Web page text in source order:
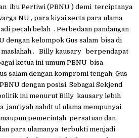
ibu Pertiwi (PBNU ) demi terciptanya
NU , para kiyai serta para ulama
pecah belah . Perbedaan pandangan
kelompok Gus salam bisa di
maslahah . Billy kausary berpendapat
ketua ini umum PBNU bisa
salam dengan kompromi tengah Gus
dengan posisi. Sebagai Sekjend
ini menurut Billy kausary lebih
jam'iyah nahdt ul ulama mempunyai
pemerintah. persatuan dan
para ulamanya terbukti menjadi